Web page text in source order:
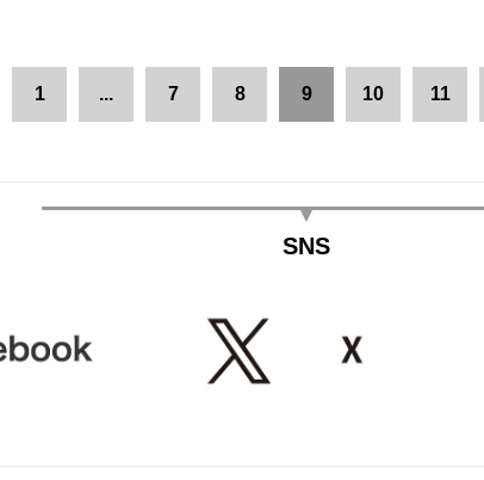
1 ... 7 8 9 10 11
SNS